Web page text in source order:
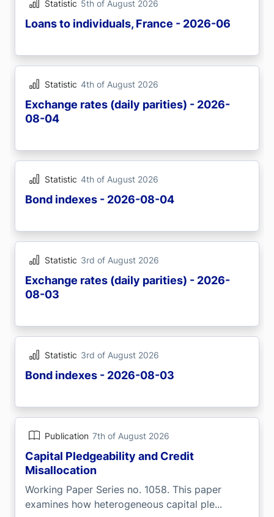
Statistic 5th of August 2026
Loans to individuals, France - 2026-06
Statistic 4th of August 2026
Exchange rates (daily parities) - 2026-
08-04
Statistic 4th of August 2026
Bond indexes - 2026-08-04
Statistic 3rd of August 2026
Exchange rates (daily parities) - 2026-
08-03
Statistic 3rd of August 2026
Bond indexes - 2026-08-03
Publication 7th of August 2026
Capital Pledgeability and Credit
Misallocation
Working Paper Series no. 1058. This paper
examines how heterogeneous capital ple...